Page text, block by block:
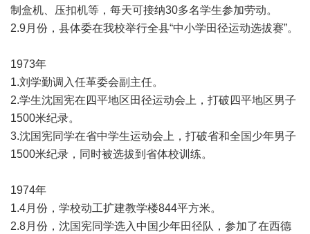
制盒机、压扣机等，每天可接纳30多名学生参加劳动。
2.9月份，县体委在我校举行全县“中小学田径运动选拔赛”。
1973年
1.刘学勤调入任革委会副主任。
2.学生沈国宪在四平地区田径运动会上，打破四平地区男子
1500米纪录。
3.沈国宪同学在省中学生运动会上，打破省和全国少年男子
1500米纪录，同时被选拔到省体校训练。
1974年
1.4月份，学校动工扩建教学楼844平方米。
2.8月份，沈国宪同学选入中国少年田径队，参加了在西德